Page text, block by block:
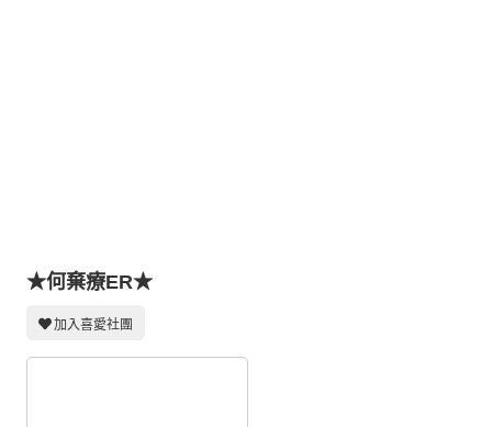
交流中心
攤位轉讓區
會員功能選單
★何棄療ER★
加入喜愛社團